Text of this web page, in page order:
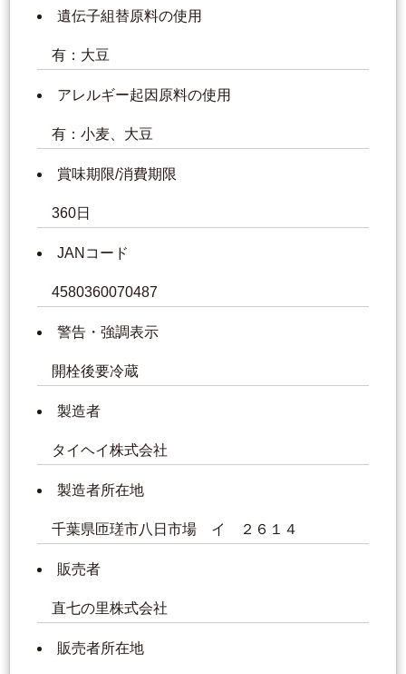
遺伝子組替原料の使用
有：大豆
アレルギー起因原料の使用
有：小麦、大豆
賞味期限/消費期限
360日
JANコード
4580360070487
警告・強調表示
開栓後要冷蔵
製造者
タイヘイ株式会社
製造者所在地
千葉県匝瑳市八日市場 イ ２６１４
販売者
直七の里株式会社
販売者所在地